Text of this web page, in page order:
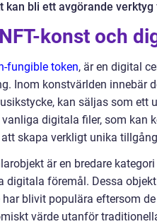
kan bli ett avgörande
konst och
fungible token, är en digital
Inom konstvärlden innebär
kan säljas som ett
digitala filer, som kan
skapa verkligt unika
är en bredare
digitala föremål. Dessa
har blivit populära eftersom
värde utanför